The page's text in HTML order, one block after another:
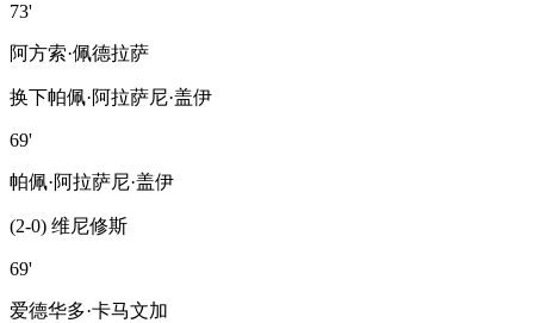
73'
阿方索·佩德拉萨
换下帕佩·阿拉萨尼·盖伊
69'
帕佩·阿拉萨尼·盖伊
(2-0) 维尼修斯
69'
爱德华多·卡马文加